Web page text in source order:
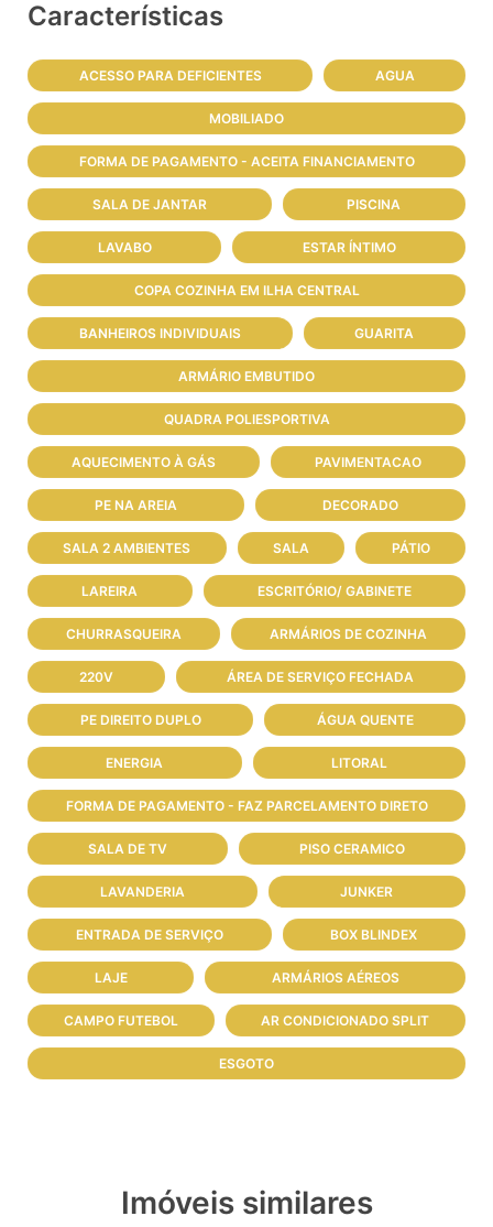
Características
ACESSO PARA DEFICIENTES AGUA
MOBILIADO
FORMA DE PAGAMENTO - ACEITA FINANCIAMENTO
SALA DE JANTAR PISCINA
LAVABO ESTAR ÍNTIMO
COPA COZINHA EM ILHA CENTRAL
BANHEIROS INDIVIDUAIS GUARITA
ARMÁRIO EMBUTIDO
QUADRA POLIESPORTIVA
AQUECIMENTO À GÁS PAVIMENTACAO
PE NA AREIA DECORADO
SALA 2 AMBIENTES SALA PÁTIO
LAREIRA ESCRITÓRIO/ GABINETE
CHURRASQUEIRA ARMÁRIOS DE COZINHA
220V ÁREA DE SERVIÇO FECHADA
PE DIREITO DUPLO ÁGUA QUENTE
ENERGIA LITORAL
FORMA DE PAGAMENTO - FAZ PARCELAMENTO DIRETO
SALA DE TV PISO CERAMICO
LAVANDERIA JUNKER
ENTRADA DE SERVIÇO BOX BLINDEX
LAJE ARMÁRIOS AÉREOS
CAMPO FUTEBOL AR CONDICIONADO SPLIT
ESGOTO
Imóveis similares